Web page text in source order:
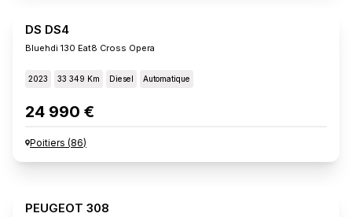
DS DS4
Bluehdi 130 Eat8 Cross Opera
2023 33 349 Km Diesel Automatique
24 990 €
Poitiers (86)
PEUGEOT 308